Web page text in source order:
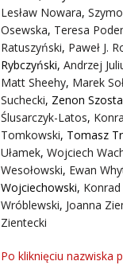
Lesław Nowara,
Osewska, Teresa
Ratuszyński, Paweł J.
Rybczyński, Andrzej
Matt Sheehy, Marek
Suchecki, Zenon
Ślusarczyk-Latos,
Tomkowski, Tomasz
Ułamek, Wojciech
Wesołowski, Ewan
Wojciechowski, Konrad
Wróblewski, Joanna
Zientecki
Po kliknięciu nazwiska